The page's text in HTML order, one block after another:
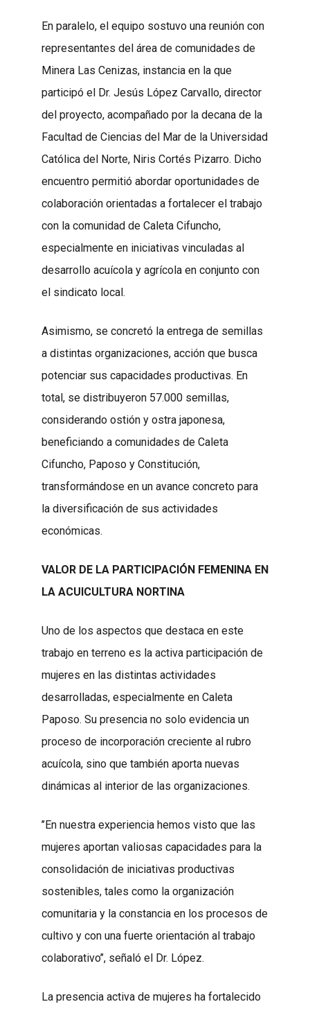
En paralelo, el equipo sostuvo una reunión con
representantes del área de comunidades de
Minera Las Cenizas, instancia en la que
participó el Dr. Jesús López Carvallo, director
del proyecto, acompañado por la decana de la
Facultad de Ciencias del Mar de la Universidad
Católica del Norte, Niris Cortés Pizarro. Dicho
encuentro permitió abordar oportunidades de
colaboración orientadas a fortalecer el trabajo
con la comunidad de Caleta Cifuncho,
especialmente en iniciativas vinculadas al
desarrollo acuícola y agrícola en conjunto con
el sindicato local.
Asimismo, se concretó la entrega de semillas
a distintas organizaciones, acción que busca
potenciar sus capacidades productivas. En
total, se distribuyeron 57.000 semillas,
considerando ostión y ostra japonesa,
beneficiando a comunidades de Caleta
Cifuncho, Paposo y Constitución,
transformándose en un avance concreto para
la diversificación de sus actividades
económicas.
VALOR DE LA PARTICIPACIÓN FEMENINA EN
LA ACUICULTURA NORTINA
Uno de los aspectos que destaca en este
trabajo en terreno es la activa participación de
mujeres en las distintas actividades
desarrolladas, especialmente en Caleta
Paposo. Su presencia no solo evidencia un
proceso de incorporación creciente al rubro
acuícola, sino que también aporta nuevas
dinámicas al interior de las organizaciones.
’’En nuestra experiencia hemos visto que las
mujeres aportan valiosas capacidades para la
consolidación de iniciativas productivas
sostenibles, tales como la organización
comunitaria y la constancia en los procesos de
cultivo y con una fuerte orientación al trabajo
colaborativo’’, señaló el Dr. López.
La presencia activa de mujeres ha fortalecido